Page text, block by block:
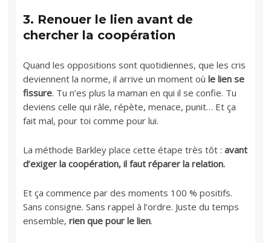
3. Renouer le lien avant de
chercher la coopération
Quand les oppositions sont quotidiennes, que les cris
deviennent la norme, il arrive un moment oùle lien se
fissure. Tu n’es plus la maman en qui il se confie. Tu
deviens celle qui râle, répète, menace, punit… Et ça
fait mal, pour toi comme pour lui.
La méthode Barkley place cette étape très tôt :avant
d’exiger la coopération, il faut réparer la relation.
Et ça commence par des moments 100 % positifs.
Sans consigne. Sans rappel à l’ordre. Juste du temps
ensemble,rien que pour le lien.